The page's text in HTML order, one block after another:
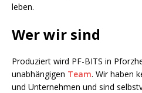
leben.
Wer wir sind
Produziert wird PF-BITS in
unabhängigen Team. Wir haben
und Unternehmen und sind